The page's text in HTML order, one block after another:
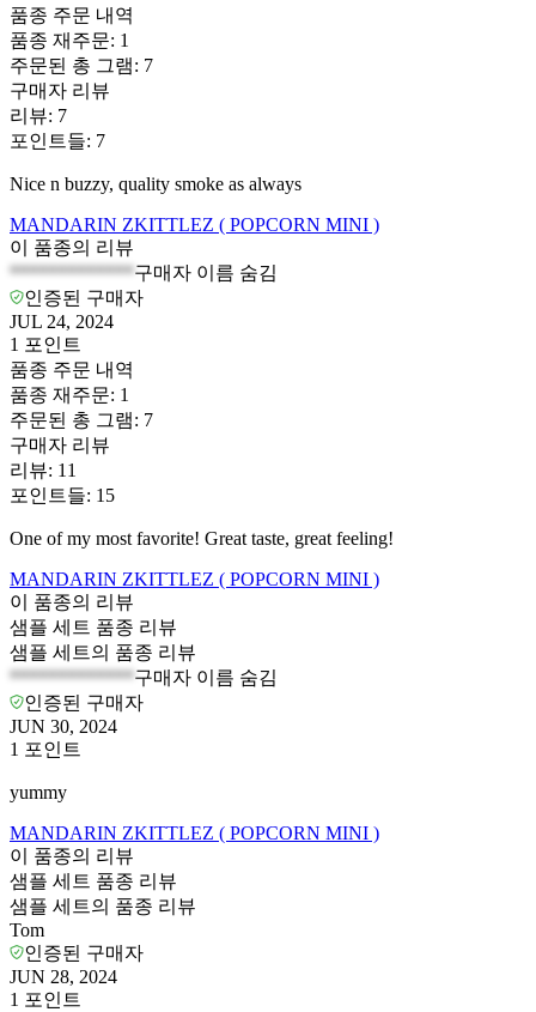
품종 주문 내역
품종 재주문: 1
주문된 총 그램: 7
구매자 리뷰
리뷰: 7
포인트들: 7
Nice n buzzy, quality smoke as always
MANDARIN ZKITTLEZ ( POPCORN MINI )
이 품종의 리뷰
*************구매자 이름 숨김
인증된 구매자
JUL 24, 2024
1 포인트
품종 주문 내역
품종 재주문: 1
주문된 총 그램: 7
구매자 리뷰
리뷰: 11
포인트들: 15
One of my most favorite! Great taste, great feeling!
MANDARIN ZKITTLEZ ( POPCORN MINI )
이 품종의 리뷰
샘플 세트 품종 리뷰
샘플 세트의 품종 리뷰
*************구매자 이름 숨김
인증된 구매자
JUN 30, 2024
1 포인트
yummy
MANDARIN ZKITTLEZ ( POPCORN MINI )
이 품종의 리뷰
샘플 세트 품종 리뷰
샘플 세트의 품종 리뷰
Tom
인증된 구매자
JUN 28, 2024
1 포인트